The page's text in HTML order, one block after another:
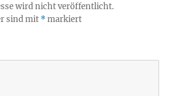
wird nicht veröffentlicht.
sind mit *markiert